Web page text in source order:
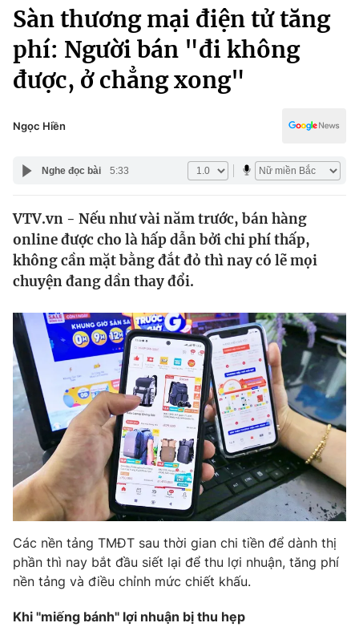
Chuyên mục
Chính trị
Xã hội
Pháp luật
Y tế
Thế giới
Tin tức
Thế giới đó đây
Câu chuyện quốc tế
Kinh tế
Thị trường
Góc doanh nghiệp
Dữ liệu và đời sống
Truyền hình
Phim VTV
Hậu trường
Nhân vật
Khán giả
Giải sao mai
Giải trí
Điện ảnh
Âm nhạc
Sao
Đời sống
Du lịch
Làm đẹp
Chất lượng cuộc sống
Giáo dục
Tuyển sinh
Học trực tuyến
Công nghệ
Hitech Công nghệ tương lai
Sản phẩm
Kinh tế
Thể thao
Truyền hình
Văn hóa - Giải trí
Y tế
Sàn thương mại điện tử tăng
phí: Người bán "đi không
được, ở chẳng xong"
Ngọc Hiền
Nghe đọc bài 5:33
VTV.vn - Nếu như vài năm trước, bán hàng
online được cho là hấp dẫn bởi chi phí thấp,
không cần mặt bằng đắt đỏ thì nay có lẽ mọi
chuyện đang dần thay đổi.
Các nền tảng TMĐT sau thời gian chi tiền để dành thị
phần thì nay bắt đầu siết lại để thu lợi nhuận, tăng phí
nền tảng và điều chỉnh mức chiết khấu.
Khi "miếng bánh" lợi nhuận bị thu hẹp